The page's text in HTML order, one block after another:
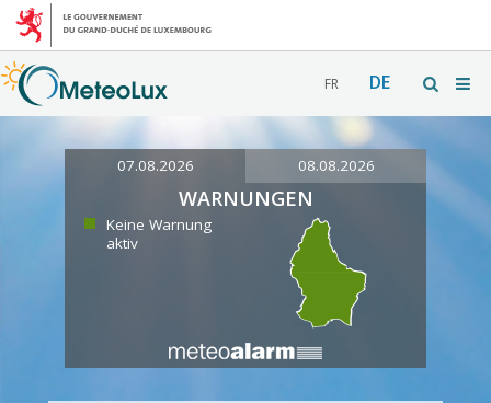
FR DE
07.08.2026 08.08.2026
WARNUNGEN
Keine Warnung
aktiv